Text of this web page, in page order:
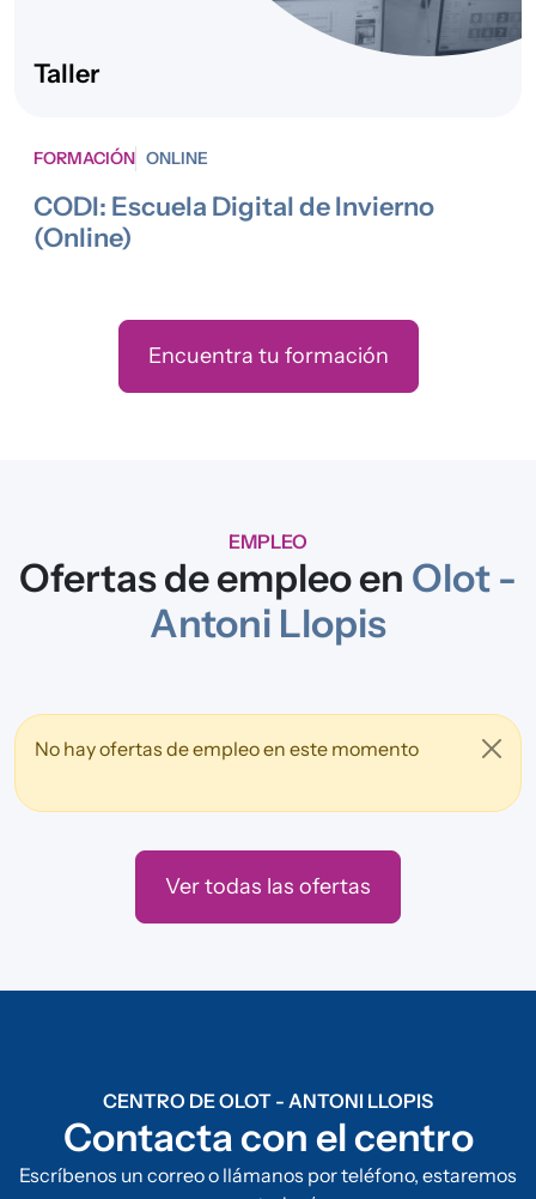
Taller
FORMACIÓN ONLINE
CODI: Escuela Digital de Invierno
(Online)
Encuentra tu formación
EMPLEO
Ofertas de empleo en Olot -
Antoni Llopis
No hay ofertas de empleo en este momento
Ver todas las ofertas
CENTRO DE OLOT - ANTONI LLOPIS
Contacta con el centro
Escríbenos un correo o llámanos por teléfono, estaremos